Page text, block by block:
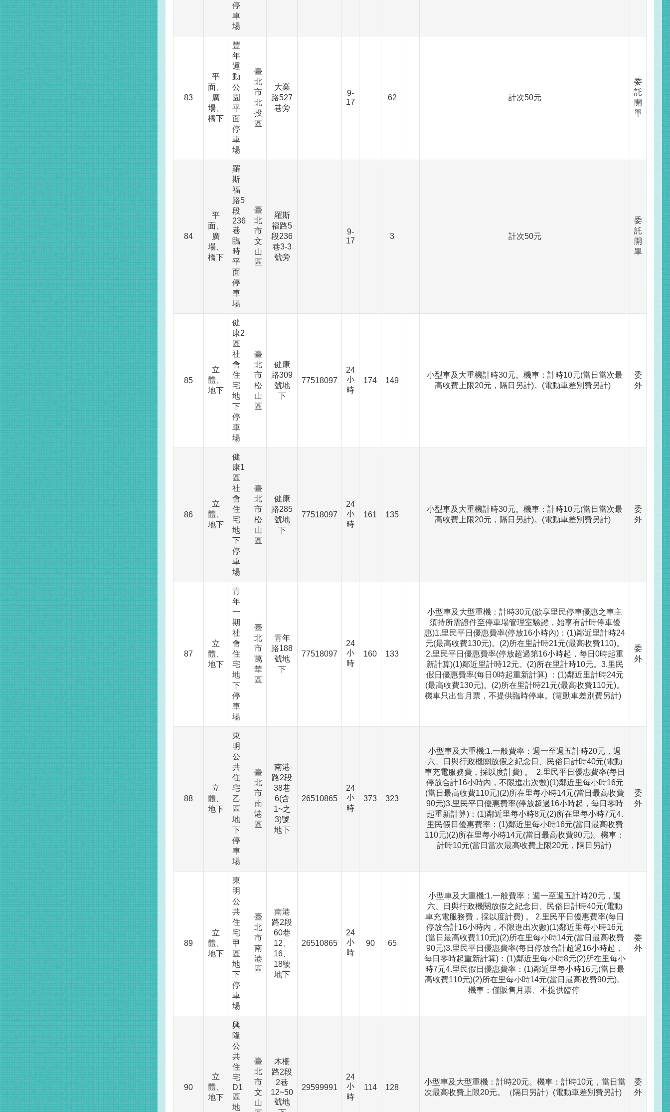
停
車
場
83
平
面、
廣
場、
橋下
豐
年
運
動
公
園
平
面
停
車
場
臺
北
市
北
投
區
大業
路527
巷旁
9-
17
62 計次50元
委
託
開
單
84
平
面、
廣
場、
橋下
羅
斯
福
路5
段
236
巷
臨
時
平
面
停
車
場
臺
北
市
文
山
區
羅斯
福路5
段236
巷3-3
號旁
9-
17
3 計次50元
委
託
開
單
85
立
體、
地下
健
康2
區
社
會
住
宅
地
下
停
車
場
臺
北
市
松
山
區
健康
路309
號地
下
77518097
24
小
時
174 149
小型車及大重機計時30元。機車：計時10元(當日當次最
高收費上限20元，隔日另計)。(電動車差別費另計)
委
外
86
立
體、
地下
健
康1
區
社
會
住
宅
地
下
停
車
場
臺
北
市
松
山
區
健康
路285
號地
下
77518097
24
小
時
161 135
小型車及大重機計時30元。機車：計時10元(當日當次最
高收費上限20元，隔日另計)。(電動車差別費另計)
委
外
87
立
體、
地下
青
年
一
期
社
會
住
宅
地
下
停
車
場
臺
北
市
萬
華
區
青年
路188
號地
下
77518097
24
小
時
160 133
小型車及大型重機：計時30元(欲享里民停車優惠之車主
須持所需證件至停車場管理室驗證，始享有計時停車優
惠)1.里民平日優惠費率(停放16小時內)：(1)鄰近里計時24
元(最高收費130元)。(2)所在里計時21元(最高收費110)。
2.里民平日優惠費率(停放超過第16小時起，每日0時起重
新計算)(1)鄰近里計時12元。(2)所在里計時10元。3.里民
假日優惠費率(每日0時起重新計算) ：(1)鄰近里計時24元
(最高收費130元)。(2)所在里計時21元(最高收費110元)。
機車只出售月票，不提供臨時停車。(電動車差別費另計)
委
外
88
立
體、
地下
東
明
公
共
住
宅
乙
區
地
下
停
車
場
臺
北
市
南
港
區
南港
路2段
38巷
6(含
1~之
3)號
地下
26510865
24
小
時
373 323
小型車及大重機:1.一般費率：週一至週五計時20元，週
六、日與行政機關放假之紀念日、民俗日計時40元(電動
車充電服務費，採以度計費) 。 2.里民平日優惠費率(每日
停放合計16小時內，不限進出次數)(1)鄰近里每小時16元
(當日最高收費110元)(2)所在里每小時14元(當日最高收費
90元)3.里民平日優惠費率(停放超過16小時起，每日零時
起重新計算)：(1)鄰近里每小時8元(2)所在里每小時7元4.
里民假日優惠費率：(1)鄰近里每小時16元(當日最高收費
110元)(2)所在里每小時14元(當日最高收費90元)。機車：
計時10元(當日當次最高收費上限20元，隔日另計)
委
外
89
立
體、
地下
東
明
公
共
住
宅
甲
區
地
下
停
車
場
臺
北
市
南
港
區
南港
路2段
60巷
12、
16、
18號
地下
26510865
24
小
時
90 65
小型車及大重機:1.一般費率：週一至週五計時20元，週
六、日與行政機關放假之紀念日、民俗日計時40元(電動
車充電服務費，採以度計費) 。 2.里民平日優惠費率(每日
停放合計16小時內，不限進出次數)(1)鄰近里每小時16元
(當日最高收費110元)(2)所在里每小時14元(當日最高收費
90元)3.里民平日優惠費率(每日停放合計超過16小時起，
每日零時起重新計算)：(1)鄰近里每小時8元(2)所在里每小
時7元4.里民假日優惠費率：(1)鄰近里每小時16元(當日最
高收費110元)(2)所在里每小時14元(當日最高收費90元)。
機車：僅販售月票、不提供臨停
委
外
90
立
體、
地下
興
隆
公
共
住
宅
D1
區
地
臺
北
市
文
山
木柵
路2段
2巷
12~50
號地
29599991
24
小
時
114 128
小型車及大型重機：計時20元。機車：計時10元，當日當
次最高收費上限20元。（隔日另計）(電動車差別費另計)
委
外